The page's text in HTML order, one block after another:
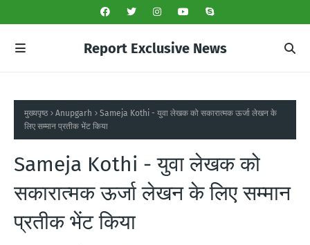
Report Exclusive News
मुख्यपृष्ठ Anupgarh
Sameja Kothi - युवा लेखक को सकारात्मक ऊर्जा लेखन के
लिए सम्मान प्रतीक भेंट किया
Sameja Kothi - युवा लेखक को
सकारात्मक ऊर्जा लेखन के लिए सम्मान
प्रतीक भेंट किया